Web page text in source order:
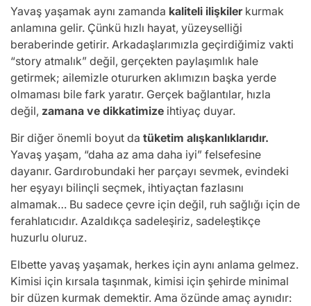
Yavaş yaşamak aynı zamanda kaliteli ilişkilerkurmak
anlamına gelir. Çünkü hızlı hayat, yüzeyselliği
beraberinde getirir. Arkadaşlarımızla geçirdiğimiz vakti
“story atmalık” değil, gerçekten paylaşımlık hale
getirmek; ailemizle otururken aklımızın başka yerde
olmaması bile fark yaratır. Gerçek bağlantılar, hızla
değil, zamana ve dikkatimize ihtiyaç duyar.
Bir diğer önemli boyut da tüketim alışkanlıklarıdır.
Yavaş yaşam, “daha az ama daha iyi” felsefesine
dayanır. Gardırobundaki her parçayı sevmek, evindeki
her eşyayı bilinçli seçmek, ihtiyaçtan fazlasını
almamak… Bu sadece çevre için değil, ruh sağlığı için de
ferahlatıcıdır. Azaldıkça sadeleşiriz, sadeleştikçe
huzurlu oluruz.
Elbette yavaş yaşamak, herkes için aynı anlama gelmez.
Kimisi için kırsala taşınmak, kimisi için şehirde minimal
bir düzen kurmak demektir. Ama özünde amaç aynıdır: